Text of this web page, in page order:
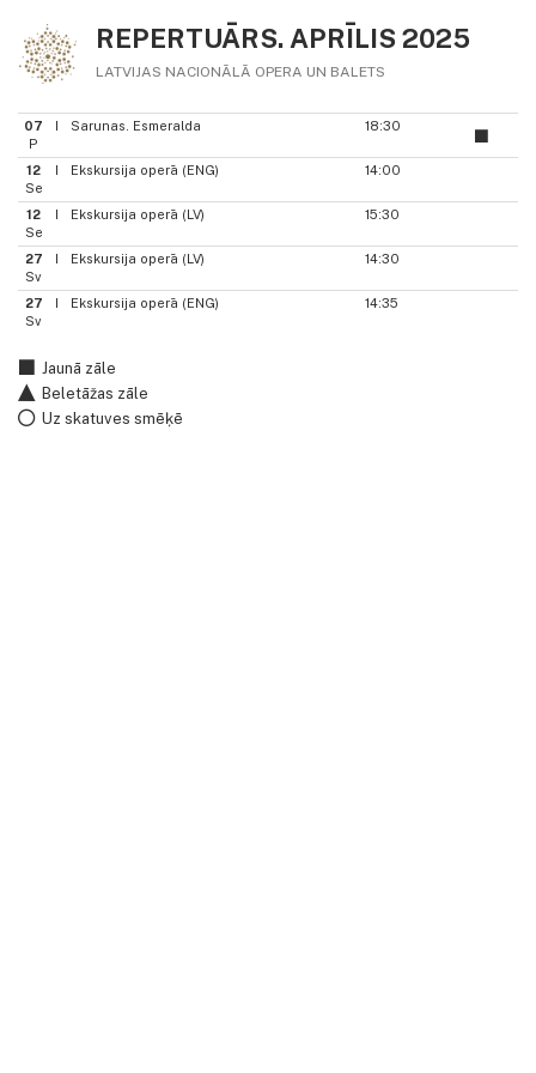
REPERTUĀRS. APRĪLIS 2025
LATVIJAS NACIONĀLĀ OPERA UN BALETS
07
P
I Sarunas. Esmeralda 18:30
12
Se
I Ekskursija operā (ENG) 14:00
12
Se
I Ekskursija operā (LV) 15:30
27
Sv
I Ekskursija operā (LV) 14:30
27
Sv
I Ekskursija operā (ENG) 14:35
Jaunā zāle
Beletāžas zāle
Uz skatuves smēķē